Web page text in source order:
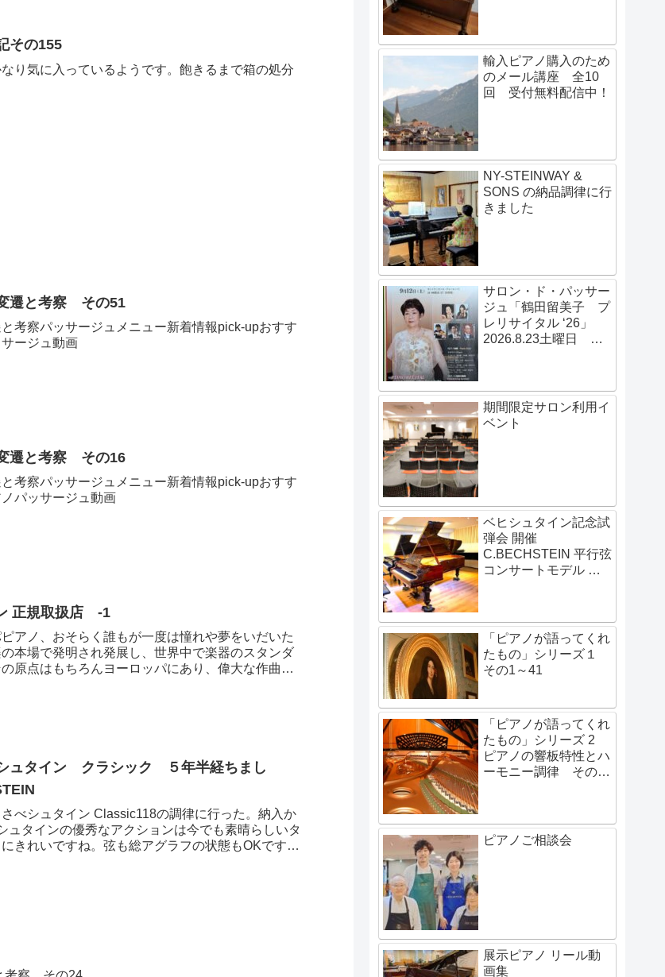
その155
り気に入っているようです。飽きるまで箱の処分
遷と考察 その51
考察パッサージュメニュー新着情報pick-upおすす
ージュ動画
遷と考察 その16
考察パッサージュメニュー新着情報pick-upおすす
パッサージュ動画
正規取扱店 -1
アノ、おそらく誰もが一度は憧れや夢をいだいた
本場で発明され発展し、世界中で楽器のスタンダ
原点はもちろんヨーロッパにあり、偉大な作曲家
ュタイン クラシック ５年半経ちまし
べシュタイン Classic118の調律に行った。納入か
ュタインの優秀なアクションは今でも素晴らしいタ
きれいですね。弦も総アグラフの状態もOKです。
輸入ピアノ購入のため
のメール講座 全10
回 受付無料配信中！
NY-STEINWAY &
SONS の納品調律に行
きました
サロン・ド・パッサー
ジュ「鶴田留美子 プ
レリサイタル ‘26」
2026.8.23土曜日
期間限定サロン利用イ
ベント
ベヒシュタイン記念試
弾会 開催
C.BECHSTEIN 平行弦
コンサートモデル 伝
「ピアノが語ってくれ
たもの」シリーズ１
その1～41
「ピアノが語ってくれ
たもの」シリーズ 2
ピアノの響板特性とハ
ーモニー調律 その1
ピアノご相談会
展示ピアノ リール動
画集